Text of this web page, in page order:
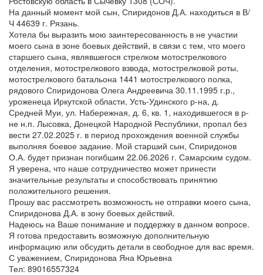
На данный момент мой сын, Спиридонов Д.А. находиться в В/
Ч 44639 г. Рязань.
Хотела бы выразить мою заинтересованность в не участии
моего сына в зоне боевых действий, в связи с тем, что моего
старшего сына, являвшегося стрелком мотострелкового
отделения, мотострелкового взвода, мотострелковой роты,
мотострелкового батальона 1441 мотострелкового полка,
рядового Спиридонова Олега Андреевича 30.11.1995 г.р.,
уроженеца Иркутской области, Усть-Удинского р-на, д.
Средней Муи, ул. Набережная, д. 6, кв. 1, находившегося в р-
не н.п. Лысовка, Донецкой Народной Республики, пропал без
вести 27.02.2025 г. в период прохождения военной службы
выполняя боевое задание. Мой старший сын, Спиридонов
О.А. будет признан погибшим 22.06.2026 г. Самарским судом.
Я уверена, что наше сотрудничество может принести
значительные результаты и способствовать принятию
положительного решения.
Прошу вас рассмотреть возможность не отправки моего сына,
Спиридонова Д.А. в зону боевых действий.
Надеюсь на Ваше понимание и поддержку в данном вопросе.
Я готова предоставить возможную дополнительную
информацию или обсудить детали в свободное для вас время.
С уважением, Спиридонова Яна Юрьевна
Тел: 89016557324